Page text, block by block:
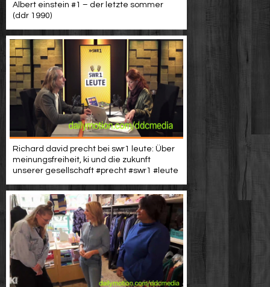
Albert einstein #1 – der letzte sommer
(ddr 1990)
Richard david precht bei swr1 leute: Über
meinungsfreiheit, ki und die zukunft
unserer gesellschaft #precht #swr1 #leute